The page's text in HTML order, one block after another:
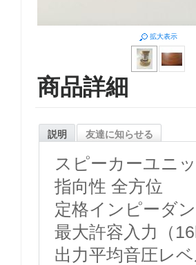
拡大表示
商品詳細
説明 友達に知らせる
スピーカーユニ
指向性 全方位
定格インピーダ
最大許容入力（
出力平均音圧レ